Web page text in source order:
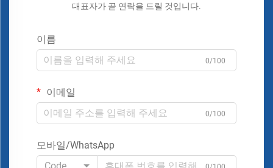
대표자가 곧 연락을 드릴 것입니다.
이름
0/100
이메일
0/100
모바일/WhatsApp
Code